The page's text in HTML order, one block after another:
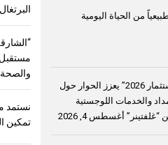
البرتغال
مستقبل
والصحة
نستمد
تمكين
من الحياة اليومية
“منتدى الشارقة للاستثمار 2026” يعزز الحوار حول
والخدمات اللوجستية
“غلفتينر” أغسطس 4, 2026